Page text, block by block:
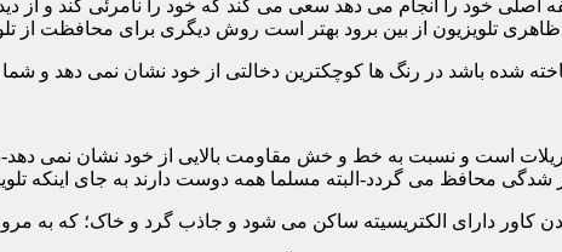
خود را انجام می دهد سعی می کند که خود را نامرئی کند و از
تلویزیون از بین برود بهتر است روش دیگری برای محافظت از
است و نسبت به خط و خش مقاومت بالایی از خود نشان نمی دهد-
محافظ می گردد-البته مسلما همه دوست دارند به جای اینکه